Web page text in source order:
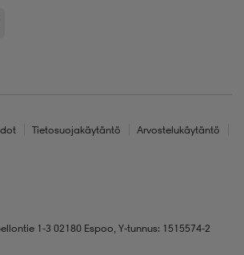
Tietosuojakäytäntö
Arvostelukäytäntö
1-3 02180 Espoo, Y-tunnus: 1515574-2